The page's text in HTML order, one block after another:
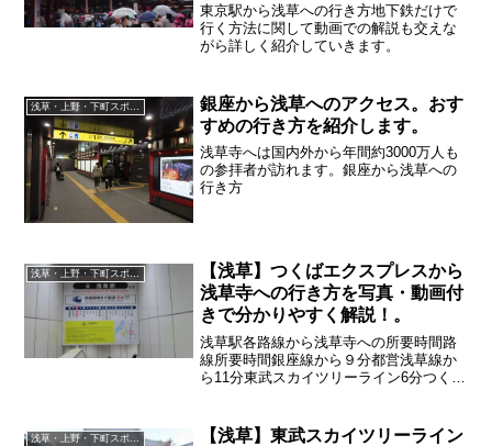
東京駅から浅草への行き方地下鉄だけで
行く方法に関して動画での解説も交えな
がら詳しく紹介していきます。
銀座から浅草へのアクセス。おす
すめの行き方を紹介します。
浅草寺へは国内外から年間約3000万人も
の参拝者が訪れます。銀座から浅草への
行き方
浅草・上野・下町スポット
【浅草】つくばエクスプレスから
浅草寺への行き方を写真・動画付
きで分かりやすく解説！。
浅草駅各路線から浅草寺への所要時間路
線所要時間銀座線から９分都営浅草線か
ら11分東武スカイツリーライン6分つくば
ください。
【浅草】東武スカイツリーライン